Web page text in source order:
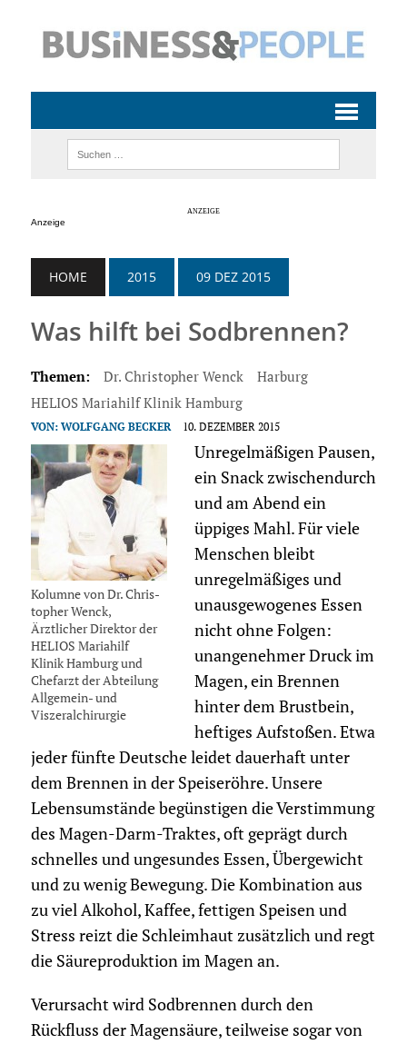
Anzeige
HOME 2015 09 DEZ 2015
Was hilft bei Sodbrennen?
Themen: Dr. Christopher Wenck
Harburg
HELIOS Mariahilf Klinik Hamburg
VON: WOLFGANG BECKER 10. DEZEMBER 2015
Kolumne von Dr. Chris­
topher Wenck,
Ärztlicher Direktor der
HELIOS Mariahilf
Klinik Hamburg und
Chefarzt der Abteilung
Allgemein- und
Viszeralchirurgie
Unregelmäßigen Pausen,
ein Snack zwischendurch
und am Abend ein
üppiges Mahl. Für viele
Menschen bleibt
unregelmäßiges und
unausgewogenes Essen
nicht ohne Folgen:
unangenehmer Druck im
Magen, ein Brennen
hinter dem Brustbein,
heftiges Aufstoßen. Etwa
jeder fünfte Deutsche leidet dauerhaft unter
dem Brennen in der Speiseröhre. Unsere
Lebensumstände begünstigen die Verstimmung
des Magen-Darm-Traktes, oft geprägt durch
schnelles und ungesundes Essen, Übergewicht
und zu wenig Bewegung. Die Kombination aus
zu viel Alkohol, Kaffee, fettigen Speisen und
Stress reizt die Schleimhaut zusätzlich und regt
die Säureproduktion im Magen an.
Verursacht wird Sodbrennen durch den
Rückfluss der Magensäure, teilweise sogar von